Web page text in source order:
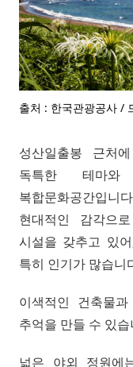
출처 : 한국관광공사 /
성산일출봉 근처
독특한 테마
복합문화공간입니
현대적인 감각으
시설을 갖추고 있
특히 인기가 많습니
이색적인 건축물
추억을 만들 수 있습
넓은 야외 정원에